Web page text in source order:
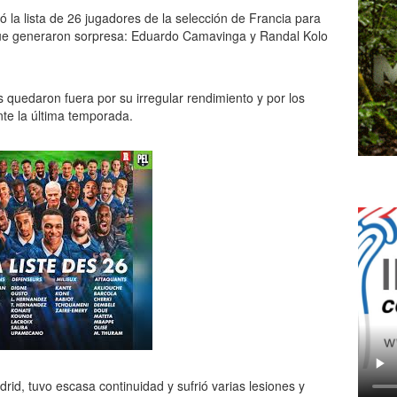
la lista de 26 jugadores de la selección de Francia para
generaron sorpresa: Eduardo Camavinga y Randal Kolo
fuera por su irregular rendimiento y por los
la última temporada.
tuvo escasa continuidad y sufrió varias lesiones y